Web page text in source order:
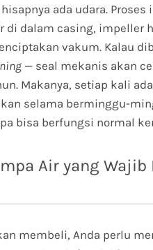
ada udara. Proses
di dalam casing, impeller
vakum. Kalau
— seal mekanis akan
Makanya, setiap kali
selama berminggu-
bisa berfungsi normal
Air yang
membeli, Anda perlu